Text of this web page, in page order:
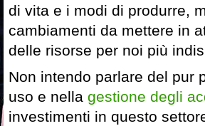
di vita e i modi di produrre,
cambiamenti da mettere in
delle risorse per noi più
Non intendo parlare del pur
uso e nella gestione degli
investimenti in questo